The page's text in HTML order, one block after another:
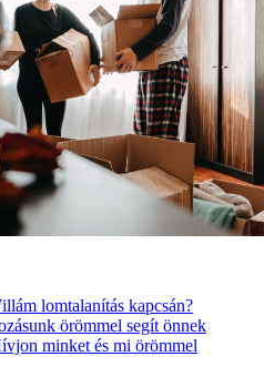
lomtalanítás kapcsán?
örömmel segít önnek
minket és mi örömmel